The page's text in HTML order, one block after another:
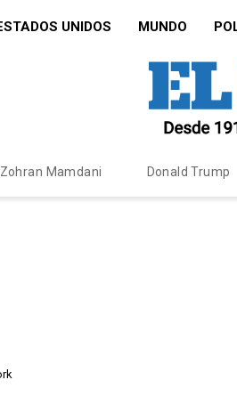
UNIDOS MUNDO
Zohran Mamdani Donald Trump